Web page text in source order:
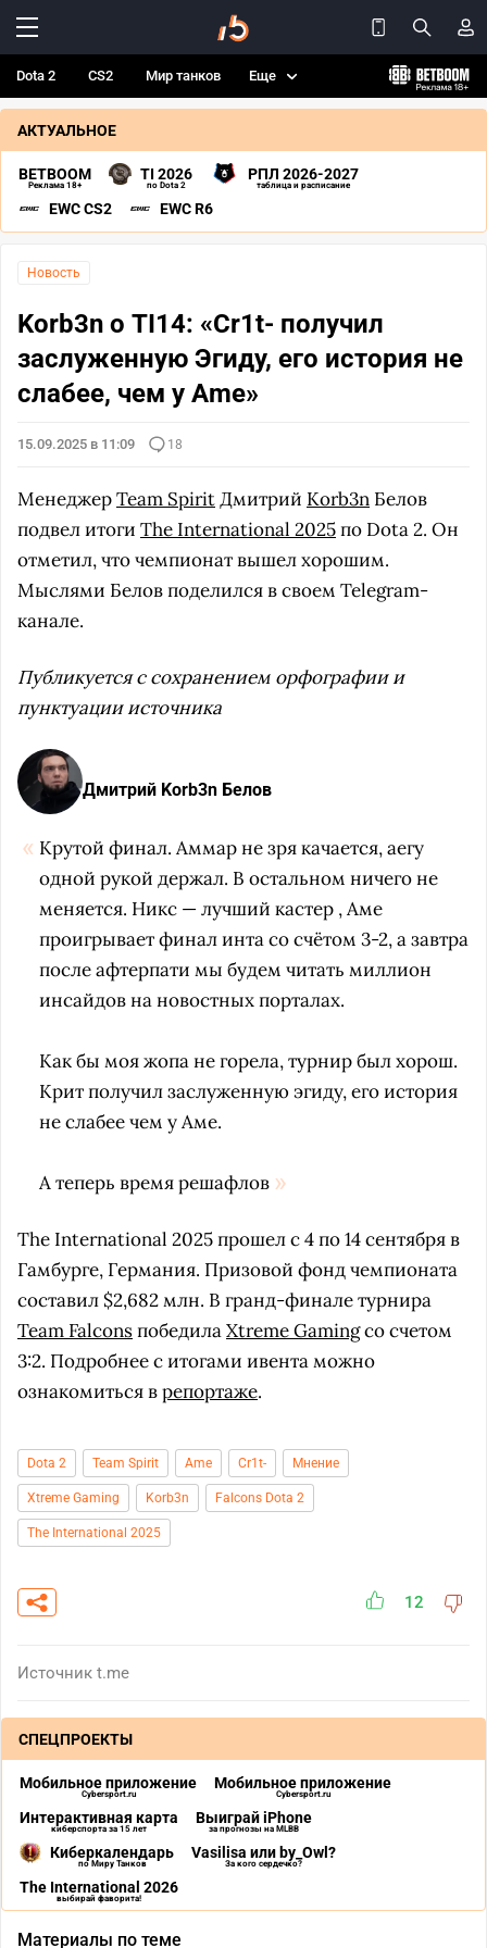
Dota 2 CS2 Мир танков Еще
АКТУАЛЬНОЕ
BETBOOM
Реклама 18+
TI 2026
по Dota 2
РПЛ 2026-2027
таблица и расписание
EWC CS2 EWC R6
Новость
Korb3n о TI14: «Cr1t- получил
заслуженную Эгиду, его история не
слабее, чем у Ame»
15.09.2025 в 11:09 18
МенеджерTeam SpiritДмитрий Korb3n Белов
подвел итоги The International 2025по Dota 2. Он
отметил, что чемпионат вышел хорошим.
Мыслями Белов поделился в своем Telegram-
канале.
Публикуется с сохранением орфографии и
пунктуации источника
Дмитрий Korb3n Белов
Крутой финал. Аммар не зря качается, аегу
одной рукой держал. В остальном ничего не
меняется. Никс — лучший кастер , Аме
проигрывает финал инта со счётом 3-2, а завтра
после афтерпати мы будем читать миллион
инсайдов на новостных порталах.
Как бы моя жопа не горела, турнир был хорош.
Крит получил заслуженную эгиду, его история
не слабее чем у Аме.
А теперь время решафлов
The International 2025 прошел с 4 по 14 сентября в
Гамбурге, Германия. Призовой фонд чемпионата
составил $2,682 млн. В гранд-финале турнира
Team FalconsпобедилаXtreme Gamingсо счетом
3:2. Подробнее с итогами ивента можно
ознакомиться врепортаже.
Dota 2 Team Spirit Ame Cr1t- Мнение
Xtreme Gaming Korb3n Falcons Dota 2
The International 2025
12
Источник t.me
СПЕЦПРОЕКТЫ
Мобильное приложение
Cybersport.ru
Мобильное приложение
Cybersport.ru
Интерактивная карта
киберспорта за 15 лет
Выиграй iPhone
за прогнозы на MLBB
Киберкалендарь
по Миру Танков
Vasilisa или by_Owl?
За кого сердечко?
The International 2026
выбирай фаворита!
Материалы по теме